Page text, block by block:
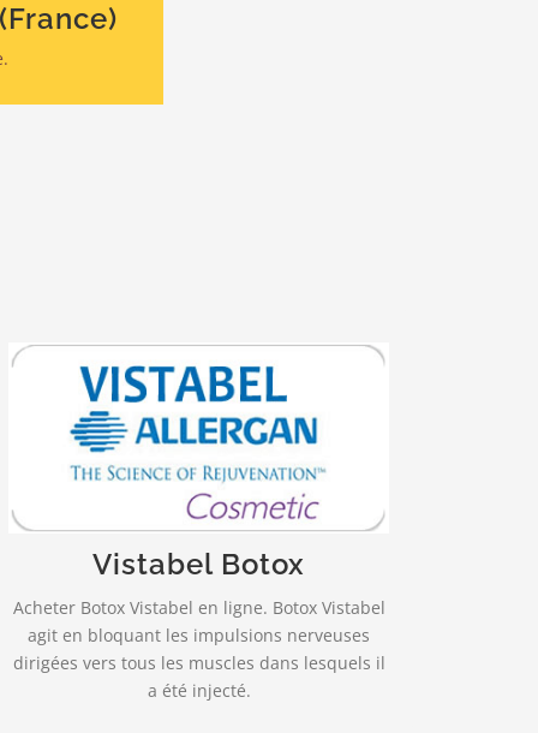
Vistabel Botox
Acheter Botox Vistabel en ligne. Botox Vistabel
agit en bloquant les impulsions nerveuses
dirigées vers tous les muscles dans lesquels il
a été injecté.
Livraison rapide et fiable!
est indiqué dans la correction
temporaire des rides verticales
intersourcilières observées lors du froncement
des sourcils, chez l’adulte de moins de 65
ans…
PLUS INFO…